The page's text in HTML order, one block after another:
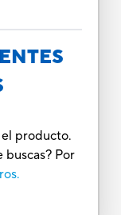
producto.
buscas? Por